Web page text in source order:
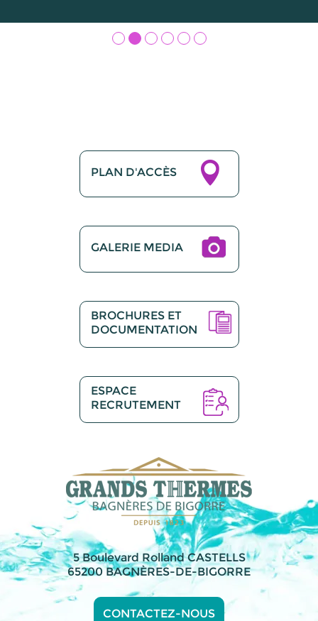
PLAN D'ACCÈS
GALERIE MEDIA
BROCHURES ET
DOCUMENTATION
ESPACE
RECRUTEMENT
5 Boulevard Rolland CASTELLS
65200 BAGNÈRES-DE-BIGORRE
CONTACTEZ-NOUS